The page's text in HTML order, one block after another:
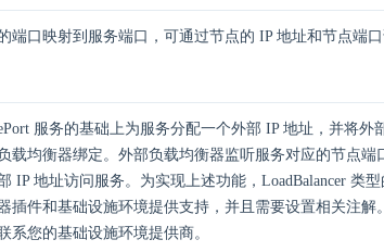
端口映射到服务端口，可通过节点的 IP 地址和节点端
服务的基础上为服务分配一个外部 IP 地址，并将外
载均衡器绑定。外部负载均衡器监听服务对应的节点端
IP 地址访问服务。为实现上述功能，LoadBalancer 类
插件和基础设施环境提供支持，并且需要设置相关注解
系您的基础设施环境提供商。